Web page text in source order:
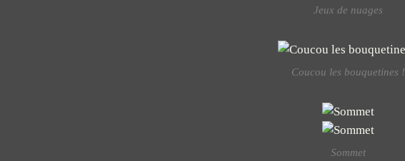
Jeux de nuages
Coucou les bouquetines !
Sommet